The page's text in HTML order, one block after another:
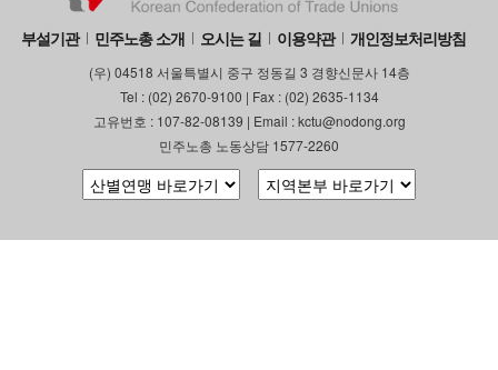
부설기관 민주노총 소개 오시는 길 이용약관 개인정보처리방침
(우) 04518 서울특별시 중구 정동길 3 경향신문사 14층
Tel : (02) 2670-9100 | Fax : (02) 2635-1134
고유번호 : 107-82-08139 | Email : kctu@nodong.org
민주노총 노동상담 1577-2260